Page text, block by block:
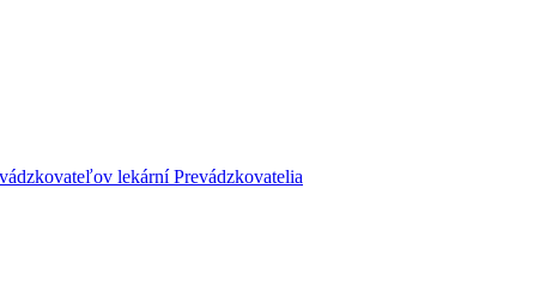
lekární Prevádzkovatelia